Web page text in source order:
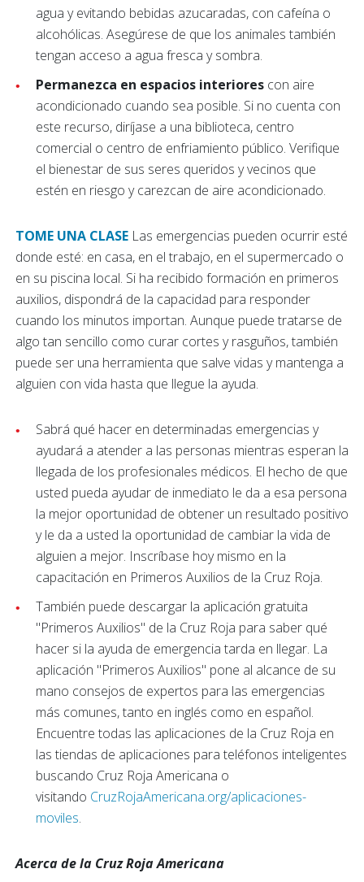
agua y evitando bebidas azucaradas, con cafeína o
alcohólicas. Asegúrese de que los animales también
tengan acceso a agua fresca y sombra.
Permanezca en espacios interiores con aire
acondicionado cuando sea posible. Si no cuenta con
este recurso, diríjase a una biblioteca, centro
comercial o centro de enfriamiento público. Verifique
el bienestar de sus seres queridos y vecinos que
estén en riesgo y carezcan de aire acondicionado.
TOME UNA CLASE Las emergencias pueden ocurrir esté
donde esté: en casa, en el trabajo, en el supermercado o
en su piscina local. Si ha recibido formación en primeros
auxilios, dispondrá de la capacidad para responder
cuando los minutos importan. Aunque puede tratarse de
algo tan sencillo como curar cortes y rasguños, también
puede ser una herramienta que salve vidas y mantenga a
alguien con vida hasta que llegue la ayuda.
Sabrá qué hacer en determinadas emergencias y
ayudará a atender a las personas mientras esperan la
llegada de los profesionales médicos. El hecho de que
usted pueda ayudar de inmediato le da a esa persona
la mejor oportunidad de obtener un resultado positivo
y le da a usted la oportunidad de cambiar la vida de
alguien a mejor. Inscríbase hoy mismo en la
capacitación en Primeros Auxilios de la Cruz Roja.
También puede descargar la aplicación gratuita
"Primeros Auxilios" de la Cruz Roja para saber qué
hacer si la ayuda de emergencia tarda en llegar. La
aplicación "Primeros Auxilios" pone al alcance de su
mano consejos de expertos para las emergencias
más comunes, tanto en inglés como en español.
Encuentre todas las aplicaciones de la Cruz Roja en
las tiendas de aplicaciones para teléfonos inteligentes
buscando Cruz Roja Americana o
visitando CruzRojaAmericana.org/aplicaciones-
moviles.
Acerca de la Cruz Roja Americana